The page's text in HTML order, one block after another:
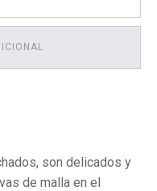
son delicados y
de malla en el